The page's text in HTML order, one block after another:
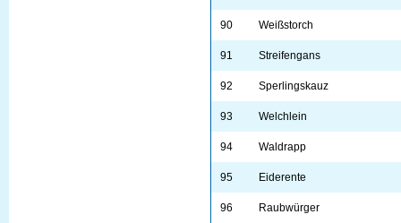
90 Weißstorch
91 Streifengans
92 Sperlingskauz
93 Welchlein
94 Waldrapp
95 Eiderente
96 Raubwürger